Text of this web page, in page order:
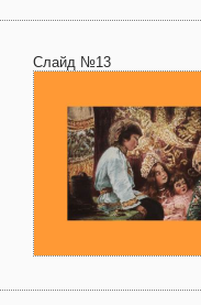
Слайд №13